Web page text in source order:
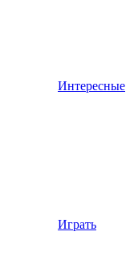
Интересные
Играть